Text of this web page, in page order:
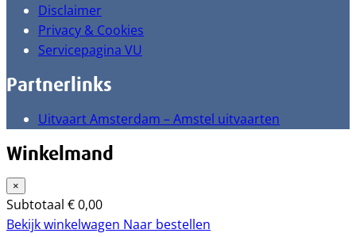
Disclaimer
Privacy & Cookies
Servicepagina VU
Partnerlinks
Uitvaart Amsterdam – Amstel uitvaarten
Winkelmand
×
Subtotaal €0,00
Bekijk winkelwagen Naar bestellen